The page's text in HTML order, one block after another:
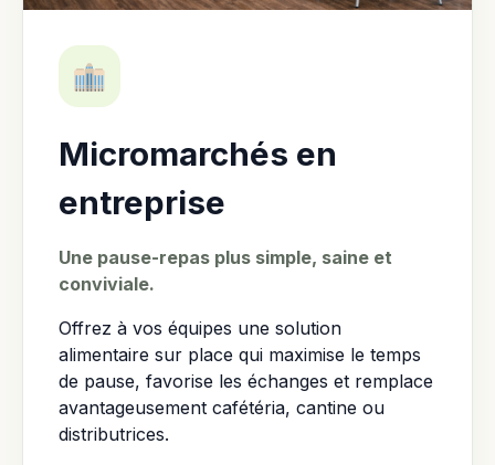
Micromarchés en
entreprise
Une pause-repas plus simple, saine et
conviviale.
Offrez à vos équipes une solution
alimentaire sur place qui maximise le temps
de pause, favorise les échanges et remplace
avantageusement cafétéria, cantine ou
distributrices.